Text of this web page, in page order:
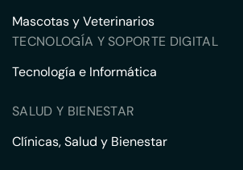
Mascotas y Veterinarios
TECNOLOGÍA Y SOPORTE DIGITAL
Tecnología e Informática
SALUD Y BIENESTAR
Clínicas, Salud y Bienestar